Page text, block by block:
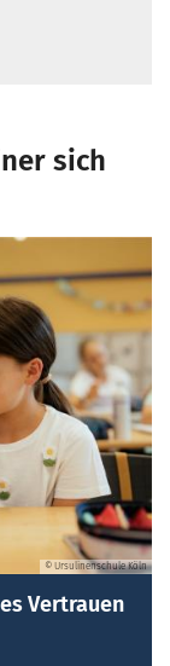
sich
© Ursulinenschule Köln
Vertrauen